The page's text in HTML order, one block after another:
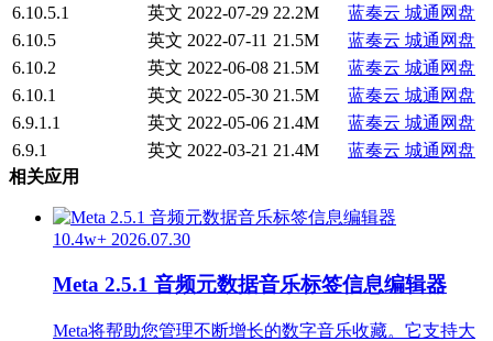
6.10.5.1
英文 2022-07-29 22.2M 蓝奏云 城通网盘
6.10.5
英文 2022-07-11 21.5M 蓝奏云 城通网盘
6.10.2
英文 2022-06-08 21.5M 蓝奏云 城通网盘
6.10.1
英文 2022-05-30 21.5M 蓝奏云 城通网盘
6.9.1.1
英文 2022-05-06 21.4M 蓝奏云 城通网盘
6.9.1
英文 2022-03-21 21.4M 蓝奏云 城通网盘
相关应用
10.4w+ 2026.07.30
Meta 2.5.1 音频元数据音乐标签信息编辑器
Meta将帮助您管理不断增长的数字音乐收藏。它支持大